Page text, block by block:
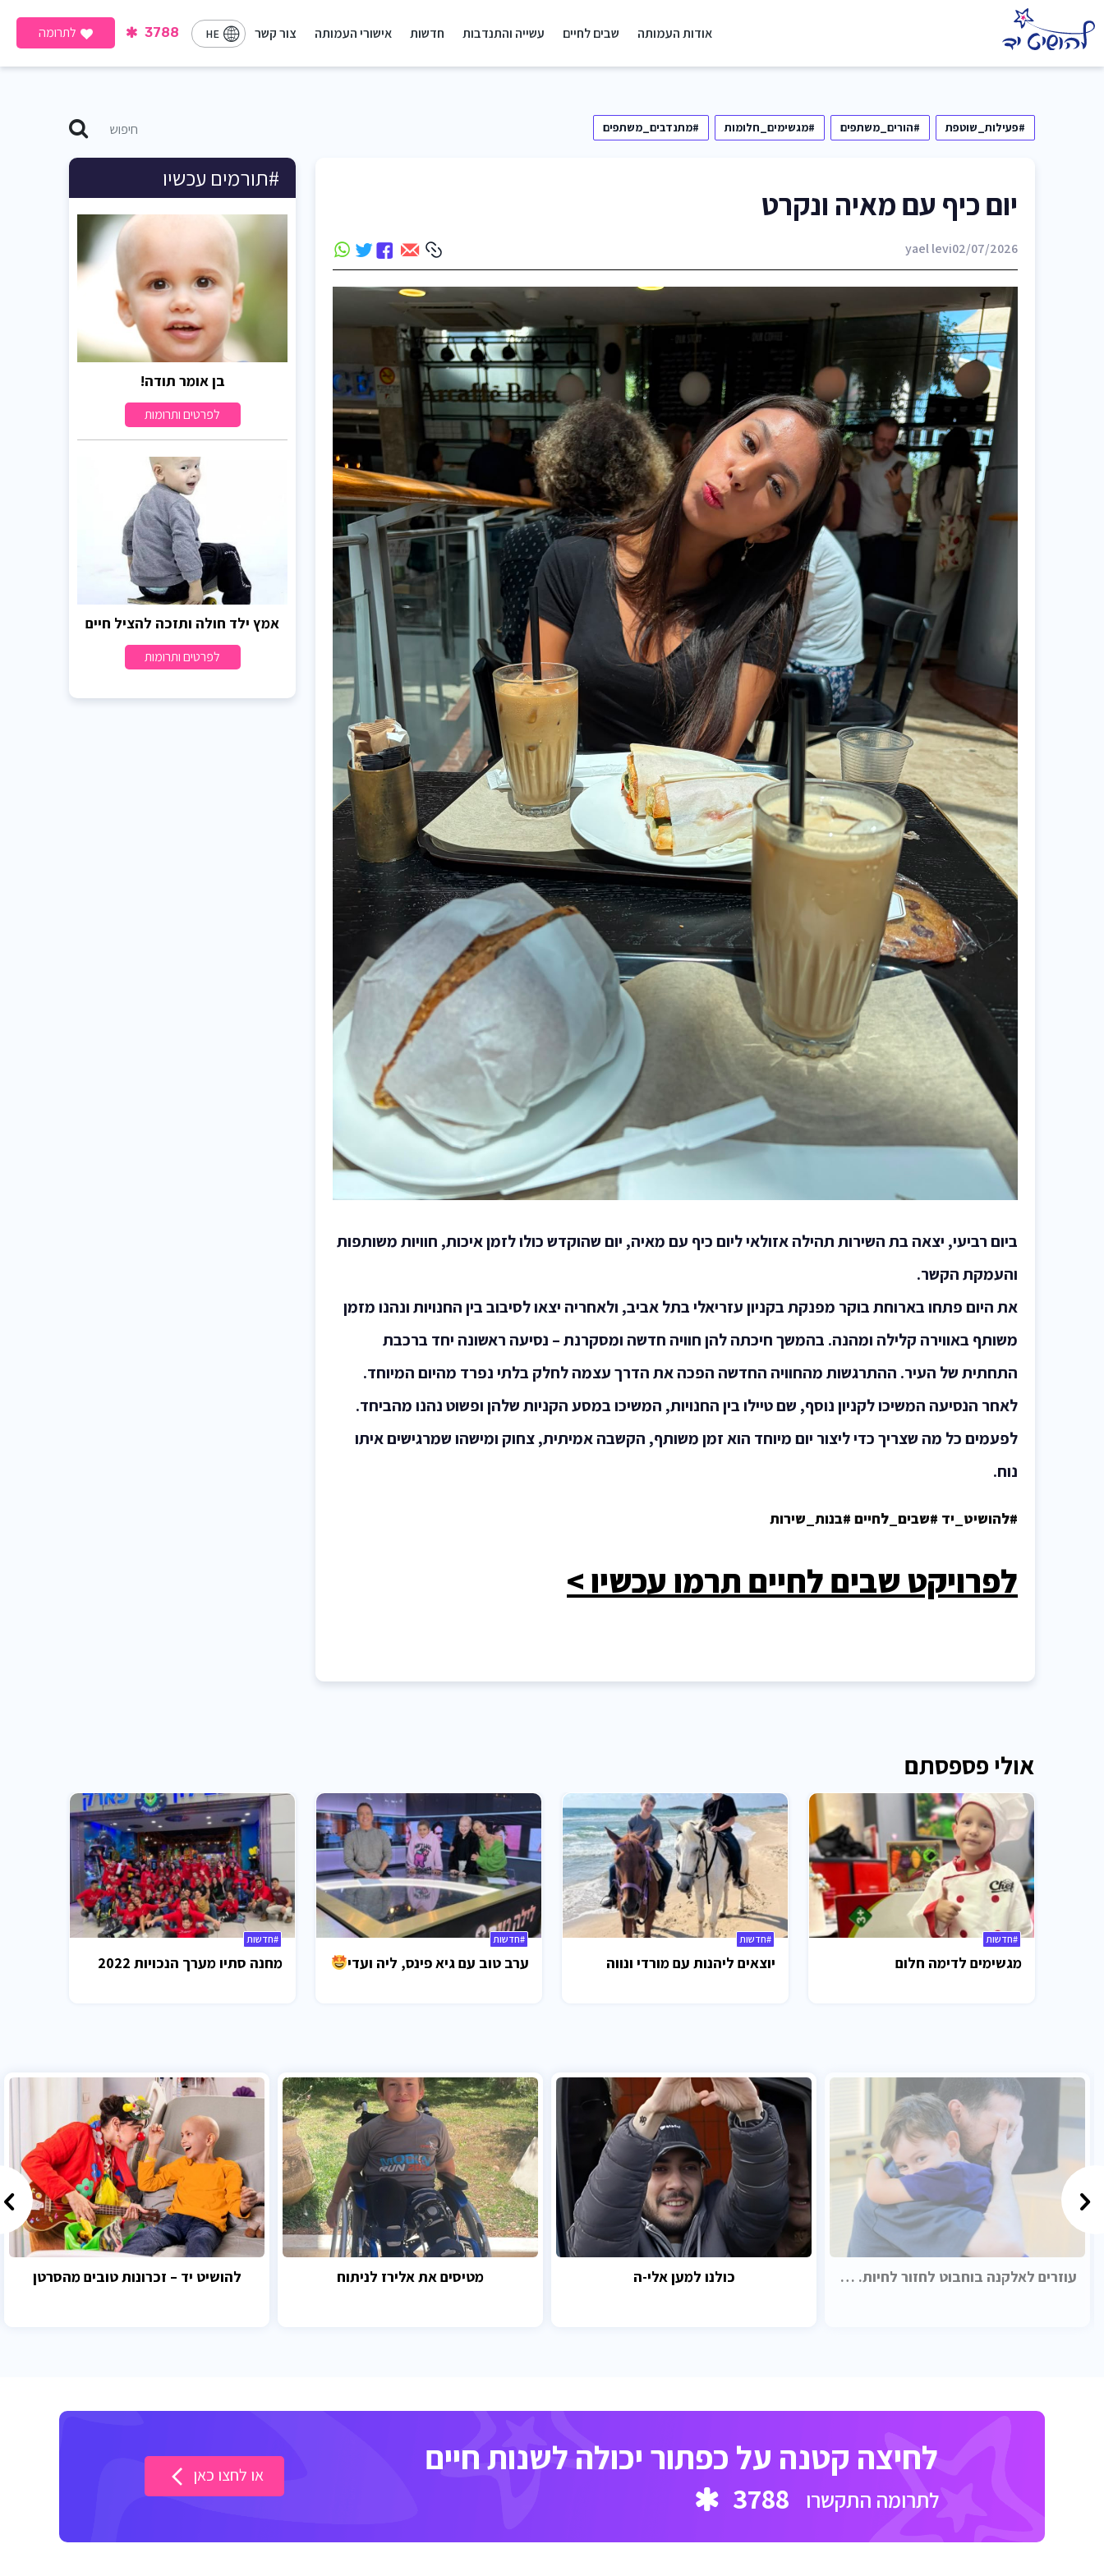
אודות העמותה שבים לחיים עשייה והתנדבות חדשות אישורי העמותה צור קשר HE
3788 לתרומה
#פעילות_שוטפת #הורים_משתפים #מגשימים_חלומות #מתנדבים_משתפים
יום כיף עם מאיה ונקרט
yael levi02/07/2026
ביום רביעי, יצאה בת השירות תהילה אזולאי ליום כיף עם מאיה, יום שהוקדש כולו לזמן איכות, חוויות משותפות
והעמקת הקשר.
את היום פתחו בארוחת בוקר מפנקת בקניון עזריאלי בתל אביב, ולאחריה יצאו לסיבוב בין החנויות ונהנו מזמן
משותף באווירה קלילה ומהנה. בהמשך חיכתה להן חוויה חדשה ומסקרנת – נסיעה ראשונה יחד ברכבת
התחתית של העיר. ההתרגשות מהחוויה החדשה הפכה את הדרך עצמה לחלק בלתי נפרד מהיום המיוחד.
לאחר הנסיעה המשיכו לקניון נוסף, שם טיילו בין החנויות, המשיכו במסע הקניות שלהן ופשוט נהנו מהביחד.
לפעמים כל מה שצריך כדי ליצור יום מיוחד הוא זמן משותף, הקשבה אמיתית, צחוק ומישהו שמרגישים איתו
נוח.
#להושיט_יד #שבים_לחיים #בנות_שירות
לפרויקט שבים לחיים תרמו עכשיו >
#תורמים עכשיו
בן אומר תודה!
לפרטים ותרומות
אמץ ילד חולה ותזכה להציל חיים
לפרטים ותרומות
אולי פספסתם
#חדשות
מגשימים לדימה חלום
#חדשות
יוצאים ליהנות עם מורדי ונווה
#חדשות
ערב טוב עם גיא פינס, ליה ועדי
#חדשות
מחנה סתיו מערך הנכויות 2022
עוזרים לאלקנה בוחבוט לחזור לחיות. בכבוד. כולנו למען אלי-ה מטיסים את אלירז לניתוח להושיט יד – זכרונות טובים מהסרטן
לחיצה קטנה על כפתור יכולה לשנות חיים
לתרומה התקשרו 3788
או לחצו כאן